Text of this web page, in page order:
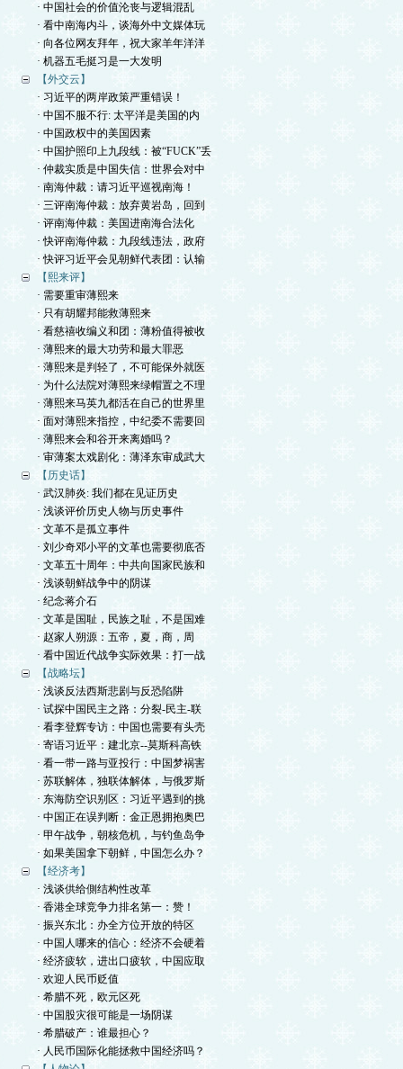
· 中国社会的价值沦丧与逻辑混乱
· 看中南海内斗，谈海外中文媒体玩
· 向各位网友拜年，祝大家羊年洋洋
· 机器五毛挺习是一大发明
【外交云】
· 习近平的两岸政策严重错误！
· 中国不服不行: 太平洋是美国的内
· 中国政权中的美国因素
· 中国护照印上九段线：被“FUCK”丢
· 仲裁实质是中国失信：世界会对中
· 南海仲裁：请习近平巡视南海！
· 三评南海仲裁：放弃黄岩岛，回到
· 评南海仲裁：美国进南海合法化
· 快评南海仲裁：九段线违法，政府
· 快评习近平会见朝鲜代表团：认输
【熙来评】
· 需要重审薄熙来
· 只有胡耀邦能救薄熙来
· 看慈禧收编义和团：薄粉值得被收
· 薄熙来的最大功劳和最大罪恶
· 薄熙来是判轻了，不可能保外就医
· 为什么法院对薄熙来绿帽置之不理
· 薄熙来马英九都活在自己的世界里
· 面对薄熙来指控，中纪委不需要回
· 薄熙来会和谷开来离婚吗？
· 审薄案太戏剧化：薄泽东审成武大
【历史话】
· 武汉肺炎: 我们都在见证历史
· 浅谈评价历史人物与历史事件
· 文革不是孤立事件
· 刘少奇邓小平的文革也需要彻底否
· 文革五十周年：中共向国家民族和
· 浅谈朝鲜战争中的阴谋
· 纪念蒋介石
· 文革是国耻，民族之耻，不是国难
· 赵家人朔源：五帝，夏，商，周
· 看中国近代战争实际效果：打一战
【战略坛】
· 浅谈反法西斯悲剧与反恐陷阱
· 试探中国民主之路：分裂-民主-联
· 看李登辉专访：中国也需要有头壳
· 寄语习近平：建北京--莫斯科高铁
· 看一带一路与亚投行：中国梦祸害
· 苏联解体，独联体解体，与俄罗斯
· 东海防空识别区：习近平遇到的挑
· 中国正在误判断：金正恩拥抱奥巴
· 甲午战争，朝核危机，与钓鱼岛争
· 如果美国拿下朝鲜，中国怎么办？
【经济考】
· 浅谈供给側结构性改革
· 香港全球竞争力排名第一：赞！
· 振兴东北：办全方位开放的特区
· 中国人哪来的信心：经济不会硬着
· 经济疲软，进出口疲软，中国应取
· 欢迎人民币贬值
· 希腊不死，欧元区死
· 中国股灾很可能是一场阴谋
· 希腊破产：谁最担心？
· 人民币国际化能拯救中国经济吗？